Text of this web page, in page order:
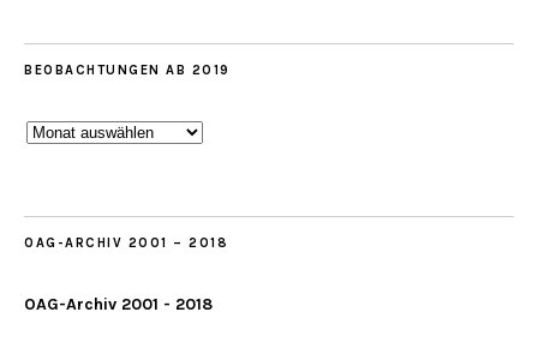
BEOBACHTUNGEN AB 2019
Beobachtungen
OAG-ARCHIV 2001 – 2018
OAG-Archiv 2001 - 2018